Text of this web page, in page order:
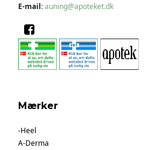
E-mail:auning@apoteket.dk
Mærker
-Heel
A-Derma